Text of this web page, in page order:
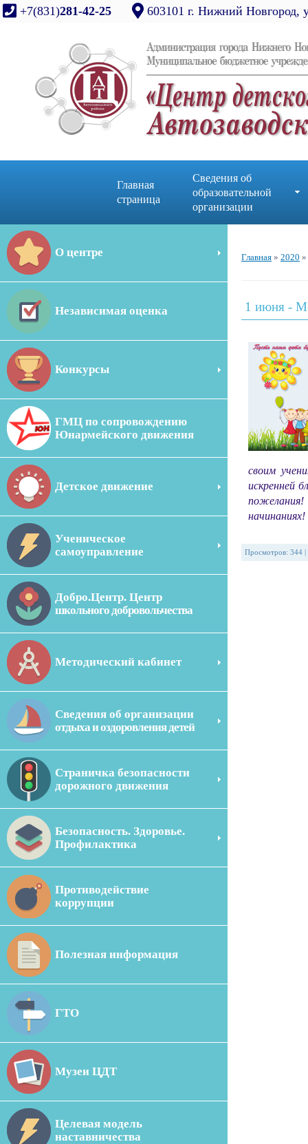
+7(831)281-42-25 603101 г. Нижний Новгород,
Главная
страница
Сведения об
образовательной
организации
О центре
Независимая оценка
Конкурсы
ГМЦ по сопровождению
Юнармейского движения
Детское движение
Ученическое
самоуправление
Добро.Центр. Центр
школьного добровольчества
Методический кабинет
Сведения об организации
отдыха и оздоровления детей
Страничка безопасности
дорожного движения
Безопасность. Здоровье.
Профилактика
Противодействие
коррупции
Полезная информация
ГТО
Музеи ЦДТ
Целевая модель
наставничества
Главная » 2020 »
1 июня -
своим
искренней
пожелания!
Просмотров: 344